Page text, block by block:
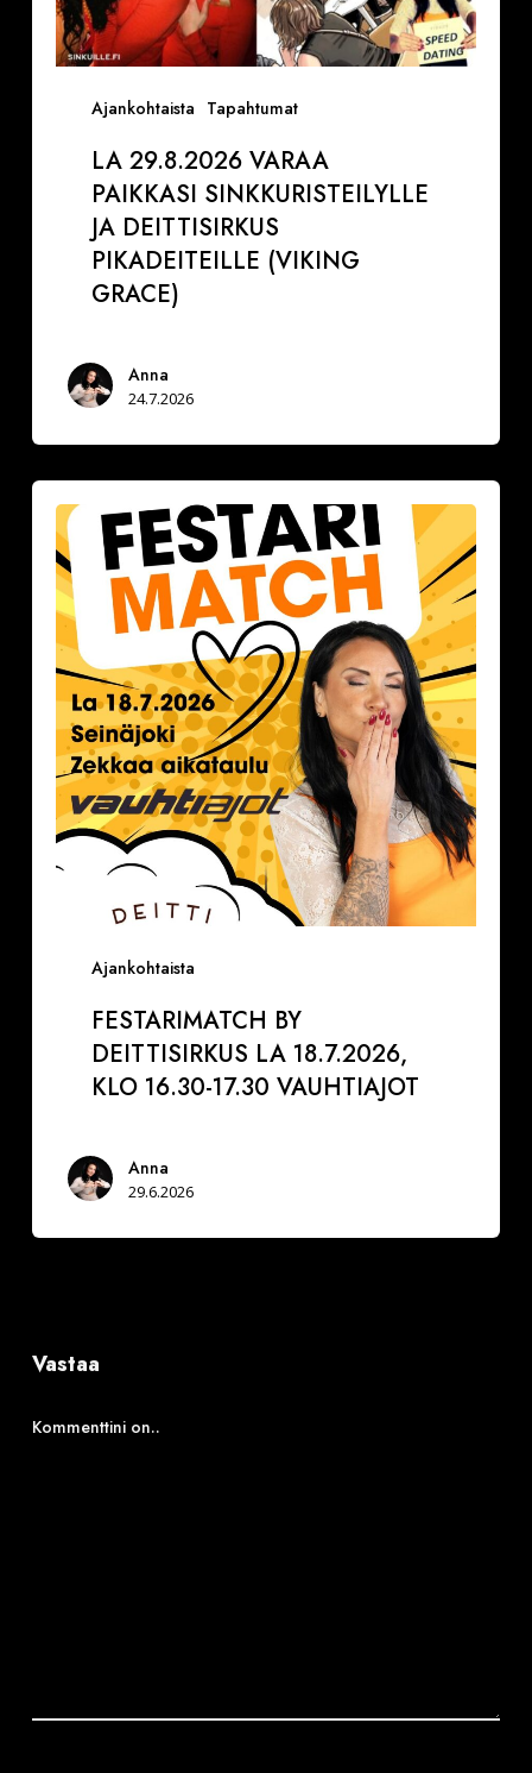
Ajankohtaista Tapahtumat
LA 29.8.2026 VARAA
PAIKKASI SINKKURISTEILYLLE
JA DEITTISIRKUS
PIKADEITEILLE (VIKING
GRACE)
Anna
24.7.2026
Ajankohtaista
Deittisirkus
18.7.2026,
klo
16.30-
17.30
VAUHTIAJOT
FESTARIMATCH BY
DEITTISIRKUS LA 18.7.2026,
KLO 16.30-17.30 VAUHTIAJOT
Anna
29.6.2026
Vastaa
Kommenttini on..